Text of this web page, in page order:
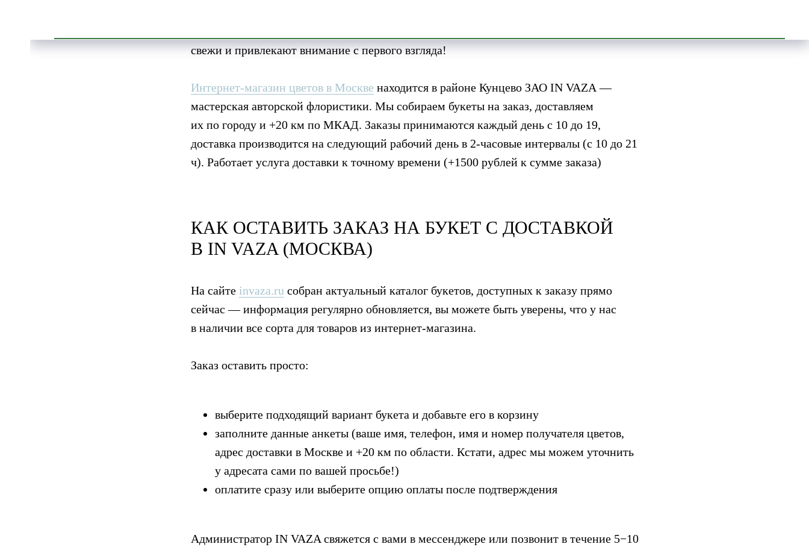
свежи и привлекают внимание с первого взгляда!
Интернет-магазин цветов в Москве находится в районе Кунцево ЗАО IN VAZA —
мастерская авторской флористики. Мы собираем букеты на заказ, доставляем
их по городу и +20 км по МКАД. Заказы принимаются каждый день с 10 до 19,
доставка производится на следующий рабочий день в 2-часовые интервалы (с 10 до 21
ч). Работает услуга доставки к точному времени (+1500 рублей к сумме заказа)
КАК ОСТАВИТЬ ЗАКАЗ НА БУКЕТ С ДОСТАВКОЙ
В IN VAZA (МОСКВА)
На сайте invaza.ru собран актуальный каталог букетов, доступных к заказу прямо
сейчас — информация регулярно обновляется, вы можете быть уверены, что у нас
в наличии все сорта для товаров из интернет-магазина.
Заказ оставить просто:
выберите подходящий вариант букета и добавьте его в корзину
заполните данные анкеты (ваше имя, телефон, имя и номер получателя цветов,
адрес доставки в Москве и +20 км по области. Кстати, адрес мы можем уточнить
у адресата сами по вашей просьбе!)
оплатите сразу или выберите опцию оплаты после подтверждения
Администратор IN VAZA свяжется с вами в мессенджере или позвонит в течение 5−10